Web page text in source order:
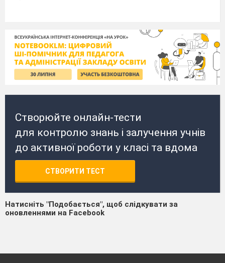
Створюйте онлайн-тести
для контролю знань і залучення учнів
до активної роботи у класі та вдома
СТВОРИТИ ТЕСТ
Натисніть "Подобається", щоб слідкувати за
оновленнями на Facebook